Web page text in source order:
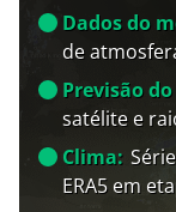
Dados do
de
Previsão
satélite e
Clima:
ERA5 em